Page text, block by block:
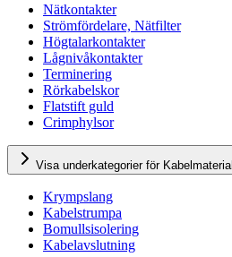
Nätkontakter
Strömfördelare, Nätfilter
Högtalarkontakter
Lågnivåkontakter
Terminering
Rörkabelskor
Flatstift guld
Crimphylsor
Visa underkategorier för Kabelmaterial
Krympslang
Kabelstrumpa
Bomullsisolering
Kabelavslutning